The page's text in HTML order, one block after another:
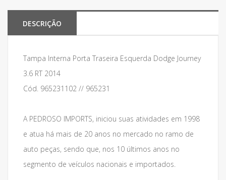
DESCRIÇÃO
Tampa Interna Porta Traseira Esquerda Dodge Journey
3.6 RT 2014
Cód. 965231102 // 965231
A PEDROSO IMPORTS, iniciou suas atividades em 1998
e atua há mais de 20 anos no mercado no ramo de
auto peças, sendo que, nos 10 últimos anos no
segmento de veículos nacionais e importados.